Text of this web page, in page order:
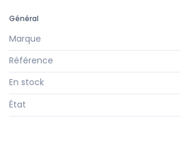
Général
Marque
Référence
En stock
État